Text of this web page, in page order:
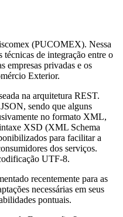
(PUCOMEX). Nessa
de integração entre o
empresas privadas e os
Exterior.
na arquitetura REST.
sendo que alguns
no formato XML,
XSD (XML Schema
para facilitar a
dos serviços.
UTF-8.
recentemente para as
necessárias em seus
pontuais.